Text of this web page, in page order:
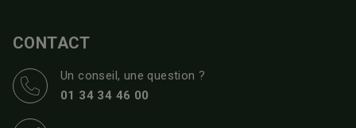
CONTACT
Un conseil, une question ?
01 34 34 46 00